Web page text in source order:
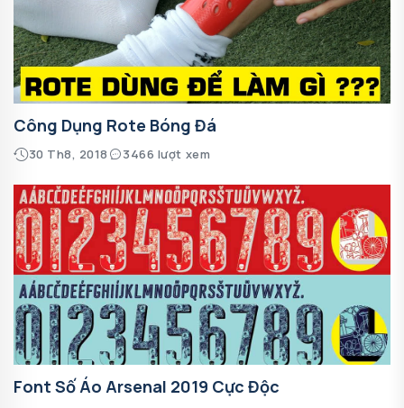
Công Dụng Rote Bóng Đá
30 Th8, 2018 3466 lượt xem
Font Số Áo Arsenal 2019 Cực Độc